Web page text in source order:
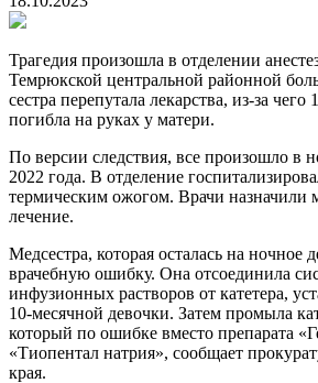
Трагедия произошла в отделении
Темрюкской центральной районной
сестра перепутала лекарства, из-за чего
погибла на руках у матери.
По версии следствия, все произошло в
2022 года. В отделение
термическим ожогом. Врачи назначили
лечение.
Медсестра, которая осталась на ночное
врачебную ошибку. Она отсоединила
инфузионных растворов от катетера,
10-месячной девочки. Затем промыла
который по ошибке вместо препарата
«Тиопентал натрия», сообщает
края.